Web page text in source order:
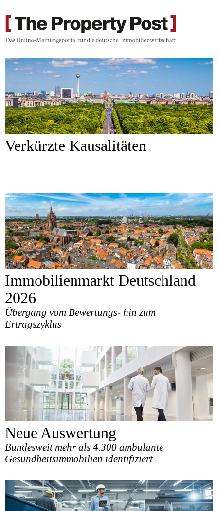
Verkürzte Kausalitäten
Immobilienmarkt Deutschland
2026
Übergang vom Bewertungs- hin zum
Ertragszyklus
Neue Auswertung
Bundesweit mehr als 4.300 ambulante
Gesundheitsimmobilien identifiziert